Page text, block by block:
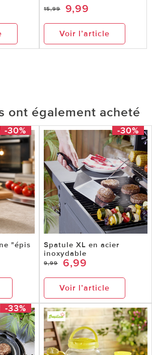
15,99 9,99
Voir l’article
ont également acheté
-30%
"épis
-30%
Spatule XL en acier
inoxydable
9,99 6,99
Voir l’article
-33%